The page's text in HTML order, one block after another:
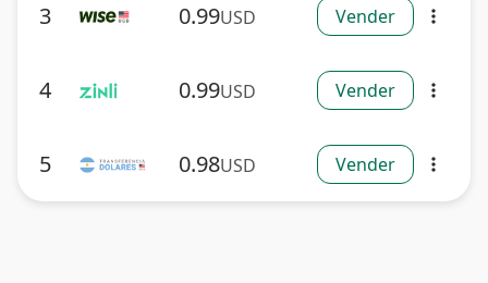
3 0.99USD Vender more_vert
4 0.99USD Vender more_vert
5 0.98USD Vender more_vert